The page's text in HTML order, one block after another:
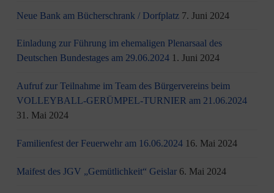
Neue Bank am Bücherschrank / Dorfplatz 7. Juni 2024
Einladung zur Führung im ehemaligen Plenarsaal des
Deutschen Bundestages am 29.06.2024 1. Juni 2024
Aufruf zur Teilnahme im Team des Bürgervereins beim
VOLLEYBALL-GERÜMPEL-TURNIER am 21.06.2024
31. Mai 2024
Familienfest der Feuerwehr am 16.06.2024 16. Mai 2024
Maifest des JGV „Gemütlichkeit“ Geislar 6. Mai 2024